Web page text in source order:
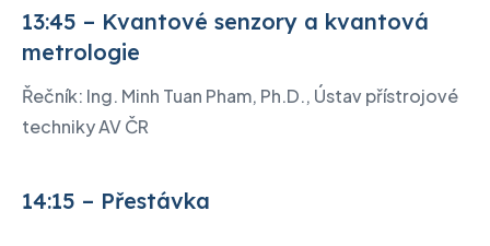
13:45 – Kvantové senzory a kvantová
metrologie
Řečník: Ing. Minh Tuan Pham, Ph.D., Ústav přístrojové
techniky AV ČR
14:15 – Přestávka